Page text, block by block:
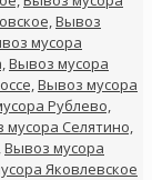
Вывоз
мусора
Вывоз мусора
Вывоз мусора
Рублево,
мусора Селятино,
Вывоз мусора
Яковлевское